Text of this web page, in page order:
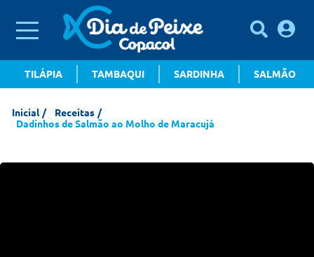
TILÁPIA TAMBAQUI SARDINHA SALMÃO
Inicial
Receitas
Dadinhos de Salmão ao Molho de Maracujá